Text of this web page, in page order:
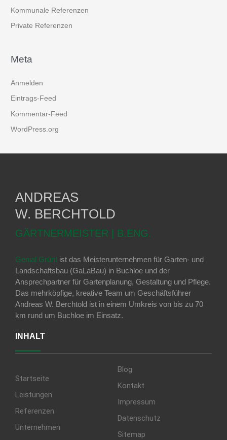
Kommunale Referenzen
Private Referenzen
Meta
Anmelden
Eintrags-Feed
Kommentar-Feed
WordPress.org
ANDREAS
W. BERCHTOLD
GÄRTNERMEISTER | B.ENG.
Genial Grün! ist das Meisterunternehmen für Garten- und
Landschaftsbau (GaLaBau) in Buchloe und der
Ansprechpartner für Gartenplanung, Gestaltung und Pflege.
Das mehrköpfige, kreative Team um Geschäftsführer
Andreas W. Berchtold ist in einem Umkreis von bis zu 70
km rund um Buchloe im Einsatz.
INHALT
Startseite
Leistungen
Referenzen
Unternehmen
Blog
Kontakt
Impressum
Datenschutz
Sitemap